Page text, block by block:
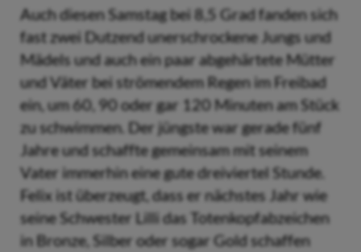
Auch diesen Samstag bei 8,5 Grad fanden sich
fast zwei Dutzend unerschrockene Jungs und
Mädels und auch ein paar abgehärtete Mütter
und Väter bei strömendem Regen im Freibad
ein, um 60, 90 oder gar 120 Minuten am Stück
zu schwimmen. Der jüngste war gerade fünf
Jahre und schaffte gemeinsam mit seinem
Vater immerhin eine gute dreiviertel Stunde.
Felix ist überzeugt, dass er nächstes Jahr wie
seine Schwester Lilli das Totenkopfabzeichen
in Bronze, Silber oder sogar Gold schaffen